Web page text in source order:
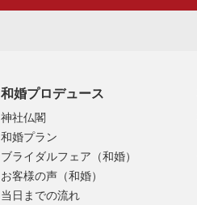
和婚プロデュース
神社仏閣
和婚プラン
ブライダルフェア（和婚）
お客様の声（和婚）
当日までの流れ